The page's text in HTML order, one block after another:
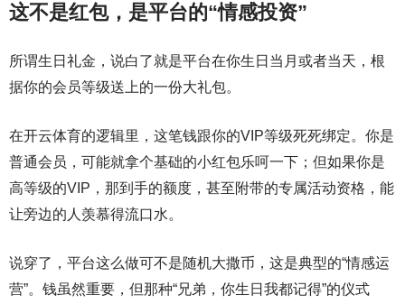
这不是红包，是平台的“情感投资”
所谓生日礼金，说白了就是平台在你生日当月或者当天，根
据你的会员等级送上的一份大礼包。
在开云体育的逻辑里，这笔钱跟你的VIP等级死死绑定。你是
普通会员，可能就拿个基础的小红包乐呵一下；但如果你是
高等级的VIP，那到手的额度，甚至附带的专属活动资格，能
让旁边的人羡慕得流口水。
说穿了，平台这么做可不是随机大撒币，这是典型的“情感运
营”。钱虽然重要，但那种“兄弟，你生日我都记得”的仪式